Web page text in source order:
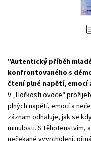
Autentický příběh
konfrontovaného s
čtení plné napětí, emocí
V „Hořkosti ovoce“
plných napětí, emocí a
záznam odhaluje, jak se
minulosti. S těhotenstvím,
nečekané vyvrcholení,